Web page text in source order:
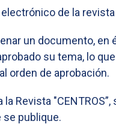
de la
un documento,
su tema, lo
orden de aprobación.
Revista
publique.